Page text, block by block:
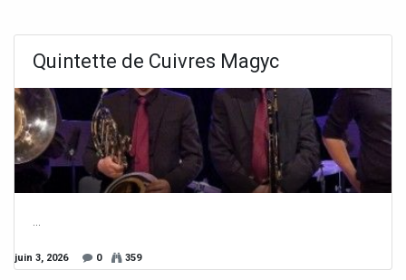
Quintette de Cuivres Magyc
juin 3, 2026 0 359